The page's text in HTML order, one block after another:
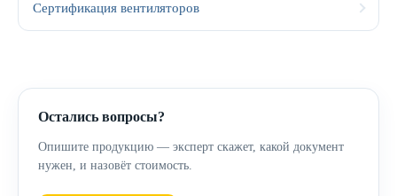
Сертификация вентиляторов
Остались вопросы?
Опишите продукцию — эксперт скажет, какой документ
нужен, и назовёт стоимость.